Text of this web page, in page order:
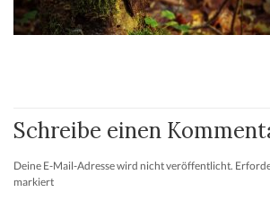
Schreibe einen
Deine E-Mail-Adresse wird nicht veröffentlicht.
markiert